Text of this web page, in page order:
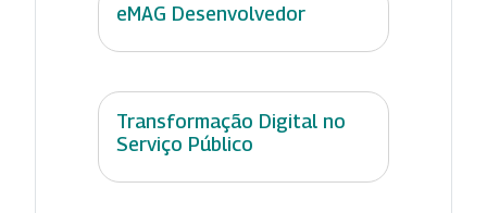
eMAG Desenvolvedor
Transformação Digital no
Serviço Público